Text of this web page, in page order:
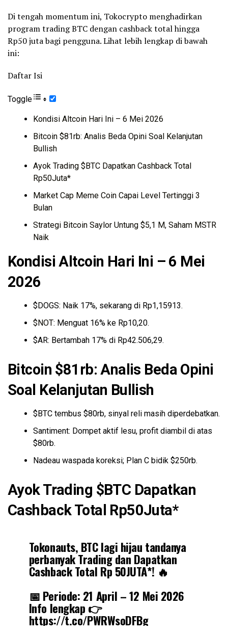
Di tengah momentum ini, Tokocrypto menghadirkan
program trading BTC dengan cashback total hingga
Rp50 juta bagi pengguna. Lihat lebih lengkap di bawah
ini:
Daftar Isi
Toggle
Kondisi Altcoin Hari Ini – 6 Mei 2026
Bitcoin $81rb: Analis Beda Opini Soal Kelanjutan
Bullish
Ayok Trading $BTC Dapatkan Cashback Total
Rp50Juta*
Market Cap Meme Coin Capai Level Tertinggi 3
Bulan
Strategi Bitcoin Saylor Untung $5,1 M, Saham MSTR
Naik
Kondisi Altcoin Hari Ini – 6 Mei
2026
$DOGS: Naik 17%, sekarang di Rp1,15913.
$NOT: Menguat 16% ke Rp10,20.
$AR: Bertambah 17% di Rp42.506,29.
Bitcoin $81rb: Analis Beda Opini
Soal Kelanjutan Bullish
$BTC tembus $80rb, sinyal reli masih diperdebatkan.
Santiment: Dompet aktif lesu, profit diambil di atas
$80rb.
Nadeau waspada koreksi; Plan C bidik $250rb.
Ayok Trading $BTC Dapatkan
Cashback Total Rp50Juta*
Tokonauts, BTC lagi hijau tandanya
perbanyak Trading dan Dapatkan
Cashback Total Rp 50JUTA*! 🔥
📅 Periode: 21 April – 12 Mei 2026
Info lengkap 👉
https://t.co/PWRWsoDFBg